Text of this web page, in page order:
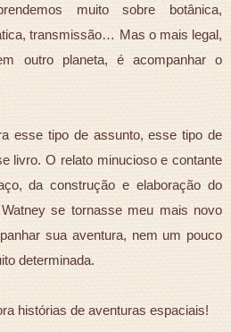
muito sobre botânica,
transmissão… Mas o mais legal,
outro planeta, é acompanhar o
esse tipo de assunto, esse tipo de
livro. O relato minucioso e contante
da construção e elaboração do
se tornasse meu mais novo
sua aventura, nem um pouco
determinada.
histórias de aventuras espaciais!